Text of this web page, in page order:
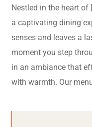
Nestled in the heart of
a captivating dining
senses and leaves a
moment you step
in an ambiance that
with warmth. Our